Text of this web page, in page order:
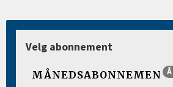
Velg abonnement
MÅNEDSABONNEMEN